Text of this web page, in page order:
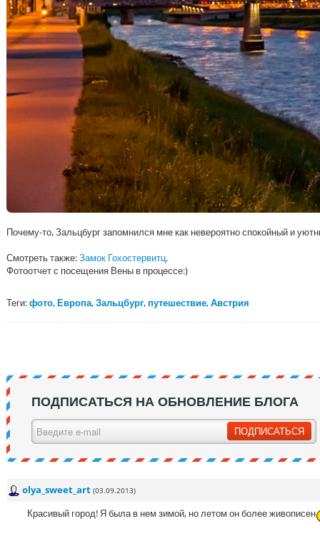
Почему-то, Зальцбург запомнился мне как невероятно спокойный и
Смотреть также:Замок Гохостервитц.
Фотоотчет с посещения Вены в процессе:)
Теги:фото,Европа,Зальцбург,путешествие,Австрия
ПОДПИСАТЬСЯ НА ОБНОВЛЕНИЕ БЛОГА
olya_sweet_art (03.09.2013)
Красивый город! Я была в нем зимой, но летом он более живописен